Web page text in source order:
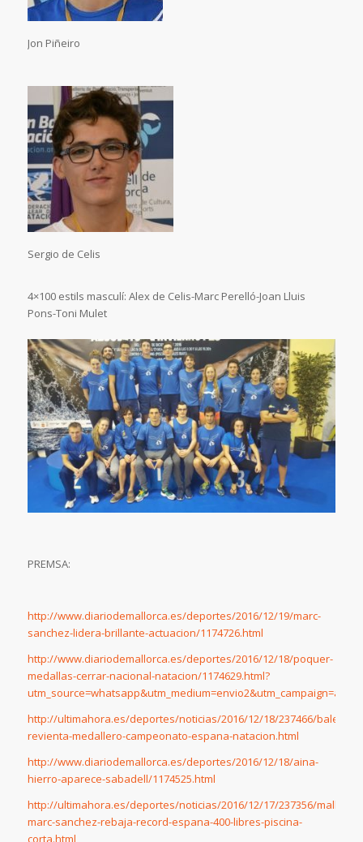
Jon Piñeiro
Sergio de Celis
4×100 estils masculí: Alex de Celis-Marc Perelló-Joan Lluis
Pons-Toni Mulet
PREMSA:
http://www.diariodemallorca.es/deportes/2016/12/19/marc-
sanchez-lidera-brillante-actuacion/1174726.html
http://www.diariodemallorca.es/deportes/2016/12/18/poquer-
medallas-cerrar-nacional-natacion/1174629.html?
http://ultimahora.es/deportes/noticias/2016/12/18/237466/balears-
revienta-medallero-campeonato-espana-natacion.html
http://www.diariodemallorca.es/deportes/2016/12/18/aina-
hierro-aparece-sabadell/1174525.html
http://ultimahora.es/deportes/noticias/2016/12/17/237356/
marc-sanchez-rebaja-record-espana-400-libres-piscina-